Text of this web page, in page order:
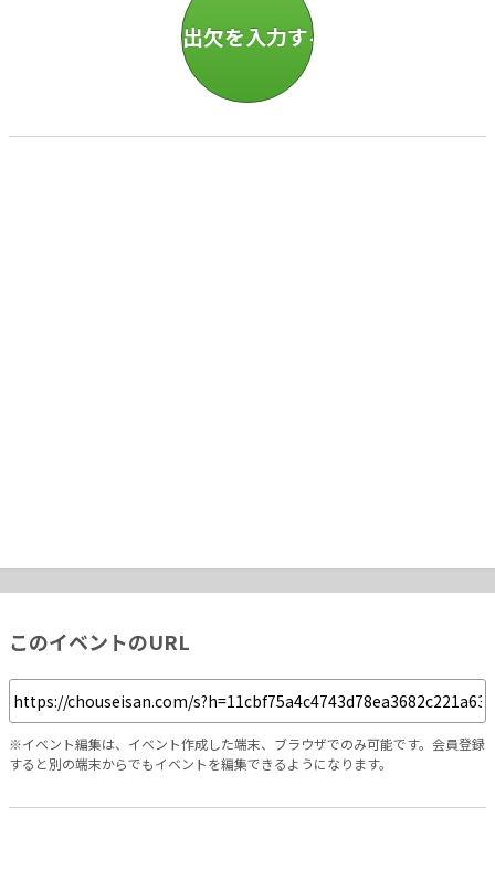
このイベントのURL
※イベント編集は、イベント作成した端末、ブラウザでのみ可能です。会員登録
すると別の端末からでもイベントを編集できるようになります。